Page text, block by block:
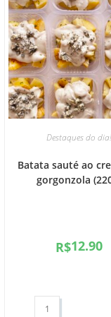
Destaques do dia!
Batata sauté ao
gorgonzola
R$12.90